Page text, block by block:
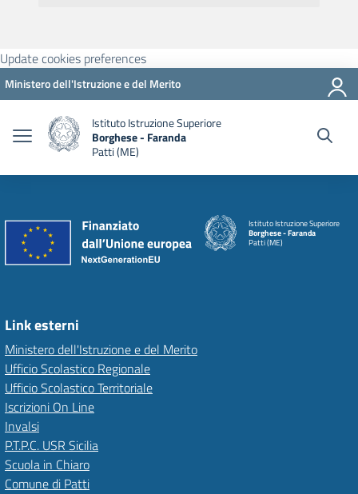
Update cookies preferences
Ministero dell'Istruzione e del Merito
Istituto Istruzione Superiore
Borghese - Faranda
Patti (ME)
Istituto Istruzione Superiore
Borghese - Faranda
Patti (ME)
Link esterni
Ministero dell'Istruzione e del Merito
Ufficio Scolastico Regionale
Ufficio Scolastico Territoriale
Iscrizioni On Line
Invalsi
P.T.P.C. USR Sicilia
Scuola in Chiaro
Comune di Patti